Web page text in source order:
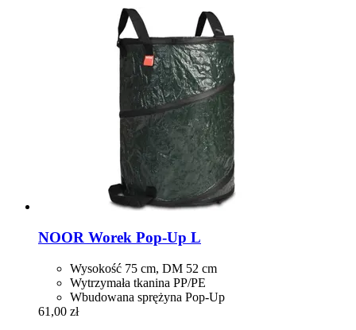
NOOR Worek Pop-​Up L
Wysokość 75 cm, DM 52 cm
Wytrzymała tkanina PP/PE
Wbudowana sprężyna Pop-Up
61,00 zł